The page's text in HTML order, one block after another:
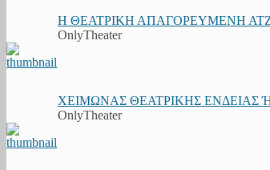
Η ΘΕΑΤΡΙΚΗ ΑΠΑΓΟΡΕΥΜΕΝΗ
OnlyTheater
ΧΕΙΜΩΝΑΣ ΘΕΑΤΡΙΚΗΣ ΕΝΔΕΙΑΣ
OnlyTheater